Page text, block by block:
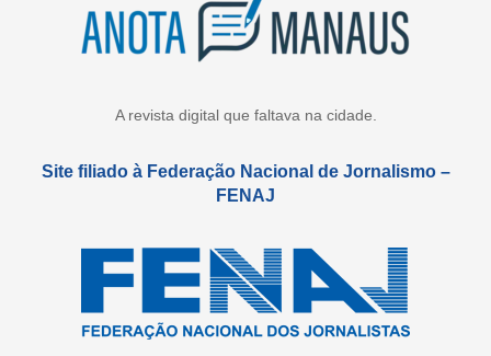
A revista digital que faltava na cidade.
Site filiado à Federação Nacional de Jornalismo –
FENAJ